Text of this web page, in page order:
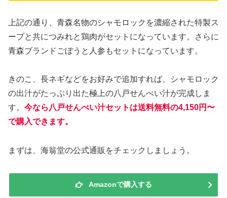
上記の通り、青森名物のシャモロックを濃縮された特製ス
ープと共につみれと鶏肉がセットになっています。さらに
青森ブランドごぼうと人参もセットになっています。
きのこ、長ネギなどをお好みで追加すれば、シャモロック
の出汁がたっぷり出た極上の八戸せんべい汁が完成しま
す。 今なら八戸せんべい汁セットは送料無料の4,150円〜
で購入できます。
まずは、海翁堂の公式通販をチェックしましょう。
Amazonで購入する